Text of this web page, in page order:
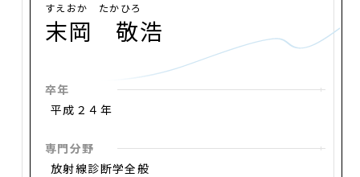
すえおか たかひろ
末岡 敬浩
卒年
平成２４年
専門分野
放射線診断学全般